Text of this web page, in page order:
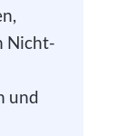
Nicht-
und